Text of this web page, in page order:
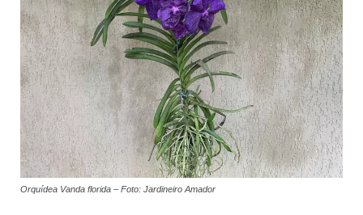
Orquídea Vanda florida – Foto: Jardineiro Amador